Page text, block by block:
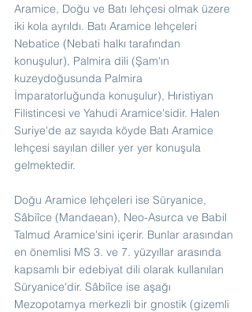
Aramice, Doğu ve Batı lehçesi olmak üzere
iki kola ayrıldı. Batı Aramice lehçeleri
Nebatice (Nebati halkı tarafından
konuşulur), Palmira dili (Şam'ın
kuzeydoğusunda Palmira
İmparatorluğunda konuşulur), Hıristiyan
Filistincesi ve Yahudi Aramice'sidir. Halen
Suriye'de az sayıda köyde Batı Aramice
lehçesi sayılan diller yer yer konuşula
gelmektedir.
Doğu Aramice lehçeleri ise Süryanice,
Sâbiîce (Mandaean), Neo-Asurca ve Babil
Talmud Aramice'sini içerir. Bunlar arasından
en önemlisi MS 3. ve 7. yüzyıllar arasında
kapsamlı bir edebiyat dili olarak kullanılan
Süryanice'dir. Sâbiîce ise aşağı
Mezopotamya merkezli bir gnostik (gizemli